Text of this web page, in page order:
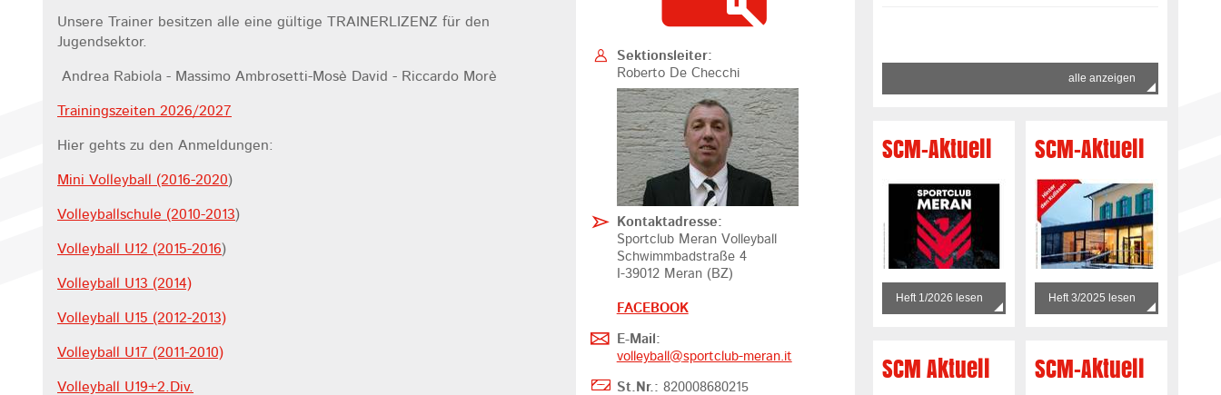
Sektionsleiter:
Roberto De Checchi
Kontaktadresse:
Sportclub Meran Volleyball
Schwimmbadstraße 4
I-39012 Meran (BZ)
FACEBOOK
E-Mail:
volleyball@sportclub-meran.it
St.Nr.: 820008680215
Unsere Trainer besitzen alle eine gültige TRAINERLIZENZ für den
Jugendsektor.
Andrea Rabiola - Massimo Ambrosetti-Mosè David - Riccardo Morè
Trainingszeiten 2026/2027
Hier gehts zu den Anmeldungen:
Mini Volleyball (2016-2020)
Volleyballschule (2010-2013)
Volleyball U12 (2015-2016)
Volleyball U13 (2014)
Volleyball U15 (2012-2013)
Volleyball U17 (2011-2010)
Volleyball U19+2.Div.
alle anzeigen
SCM-Aktuell
Heft 1/2026 lesen
SCM-Aktuell
Heft 3/2025 lesen
SCM Aktuell SCM-Aktuell